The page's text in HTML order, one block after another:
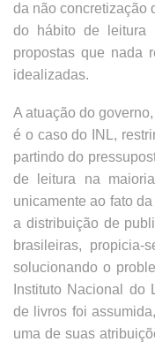
da não concretização
do hábito de leitura
propostas que nada
idealizadas.
A atuação do
é o caso do INL,
partindo do
de leitura na
unicamente ao fato
a distribuição de
brasileiras,
solucionando o
Instituto Nacional
de livros foi
uma de suas